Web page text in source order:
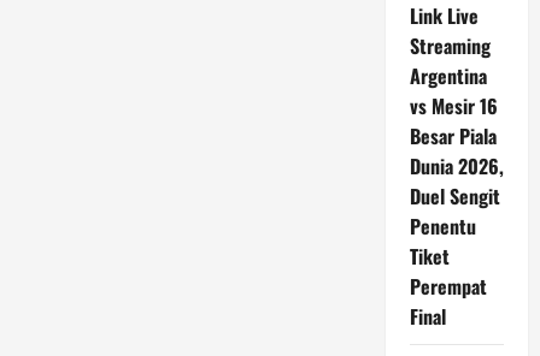
Link Live
Streaming
Argentina
vs Mesir 16
Besar Piala
Dunia 2026,
Duel Sengit
Penentu
Tiket
Perempat
Final